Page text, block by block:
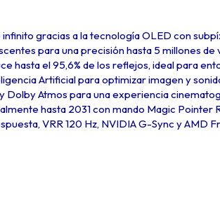
gracias a la tecnología OLED con
para una precisión hasta 5 millones
hasta el 95,6% de los reflejos, ideal para
Artificial para optimizar imagen y
Dolby Atmos para una experiencia
hasta 2031 con mando Magic Pointer
VRR 120 Hz, NVIDIA G-Sync y AMD